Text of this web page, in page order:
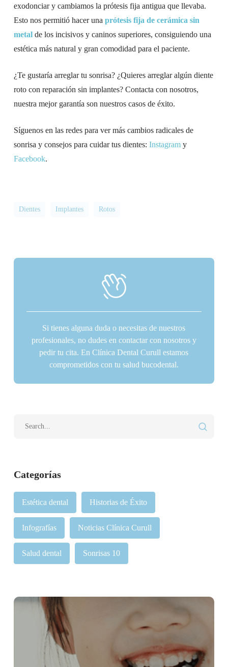
Categorías
Estética dental Historias de Éxito
Infografías Noticias Clínica Curull
Salud dental Sonrisas 10
exodonciar y cambiamos la prótesis fija antigua que llevaba.
Esto nos permitió hacer una prótesis fija de cerámica sin
metal de los incisivos y caninos superiores, consiguiendo una
estética más natural y gran comodidad para el paciente.
¿Te gustaría arreglar tu sonrisa? ¿Quieres arreglar algún diente
roto con reparación sin implantes? Contacta con nosotros,
nuestra mejor garantía son nuestros casos de éxito.
Síguenos en las redes para ver más cambios radicales de
sonrisa y consejos para cuidar tus dientes: Instagramy
Facebook.
Dientes Implantes Rotos
Si tienes alguna duda o necesitas de nuestros
profesionales, no dudes en contactar con nosotros y
pedir tu cita. En Clínica Dental Curull estamos
comprometidos con tu salud bucodental.